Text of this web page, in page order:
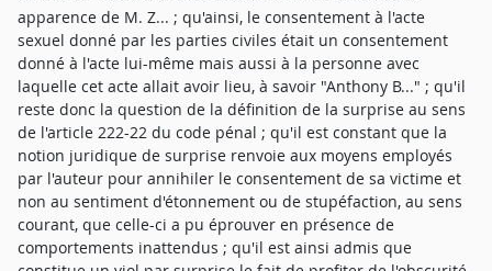
apparence de M. Z... ; qu'ainsi, le consentement à l'acte
sexuel donné par les parties civiles était un consentement
donné à l'acte lui-même mais aussi à la personne avec
laquelle cet acte allait avoir lieu, à savoir "Anthony B..." ; qu'il
reste donc la question de la définition de la surprise au sens
de l'article 222-22 du code pénal ; qu'il est constant que la
notion juridique de surprise renvoie aux moyens employés
par l'auteur pour annihiler le consentement de sa victime et
non au sentiment d'étonnement ou de stupéfaction, au sens
courant, que celle-ci a pu éprouver en présence de
comportements inattendus ; qu'il est ainsi admis que